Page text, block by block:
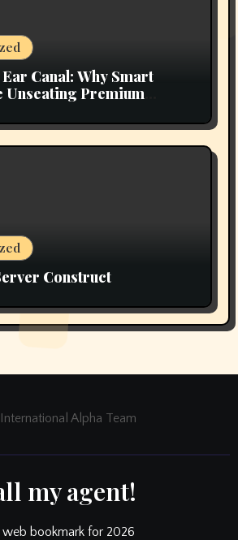
Canal: Why Smart
Unseating Premium
Construct
Alpha Team
my agent!
web bookmark for 2026